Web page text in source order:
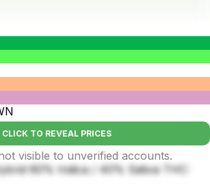
CLICK TO REVEAL PRICES
visible to unverified accounts.
60% Indica / 40% Sativa THC: